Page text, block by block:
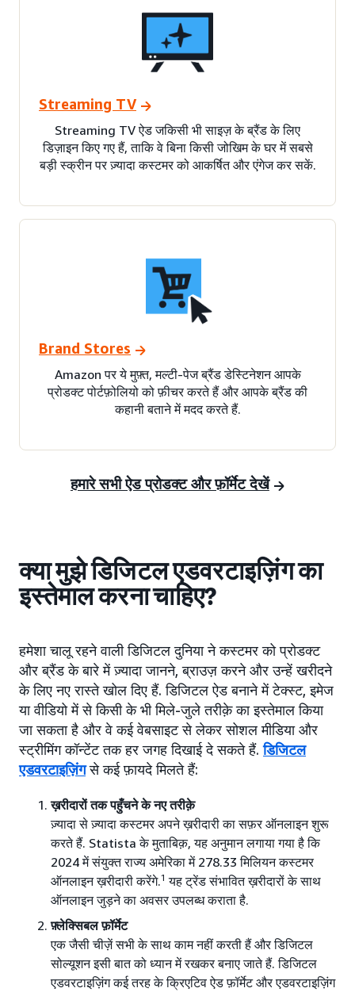
Streaming TV
Streaming TV ऐड जकिसी भी साइज़ के ब्रैंड के लिए
डिज़ाइन किए गए हैं, ताकि वे बिना किसी जोखिम के घर में सबसे
बड़ी स्क्रीन पर ज़्यादा कस्टमर को आकर्षित और एंगेज कर सकें.
Brand Stores
Amazon पर ये मुफ़्त, मल्टी-पेज ब्रैंड डेस्टिनेशन आपके
प्रोडक्ट पोर्टफ़ोलियो को फ़ीचर करते हैं और आपके ब्रैंड की
कहानी बताने में मदद करते हैं.
हमारे सभी ऐड प्रोडक्ट और फ़ॉर्मेट देखें
क्या मुझे डिजिटल एडवरटाइज़िंग का
इस्तेमाल करना चाहिए?
हमेशा चालू रहने वाली डिजिटल दुनिया ने कस्टमर को प्रोडक्ट
और ब्रैंड के बारे में ज़्यादा जानने, ब्राउज़ करने और उन्हें खरीदने
के लिए नए रास्ते खोल दिए हैं. डिजिटल ऐड बनाने में टेक्स्ट, इमेज
या वीडियो में से किसी के भी मिले-जुले तरीक़े का इस्तेमाल किया
जा सकता है और वे कई वेबसाइट से लेकर सोशल मीडिया और
स्ट्रीमिंग कॉन्टेंट तक हर जगह दिखाई दे सकते हैं.डिजिटल
एडवरटाइज़िंगसे कई फ़ायदे मिलते हैं:
ख़रीदारों तक पहुँचने के नए तरीक़े
ज़्यादा से ज़्यादा कस्टमर अपने ख़रीदारी का सफ़र ऑनलाइन शुरू
करते हैं. Statista के मुताबिक़, यह अनुमान लगाया गया है कि
2024 में संयुक्त राज्य अमेरिका में 278.33 मिलियन कस्टमर
ऑनलाइन ख़रीदारी करेंगे.1 यह ट्रेंड संभावित ख़रीदारों के साथ
ऑनलाइन जुड़ने का अवसर उपलब्ध कराता है.
फ़्लेक्सिबल फ़ॉर्मेट
एक जैसी चीज़ें सभी के साथ काम नहीं करती हैं और डिजिटल
सोल्यूशन इसी बात को ध्यान में रखकर बनाए जाते हैं. डिजिटल
एडवरटाइज़िंग कई तरह के क्रिएटिव ऐड फ़ॉर्मेट और एडवरटाइज़िंग